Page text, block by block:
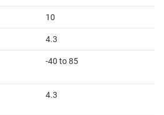
10
4.3
-40 to 85
4.3